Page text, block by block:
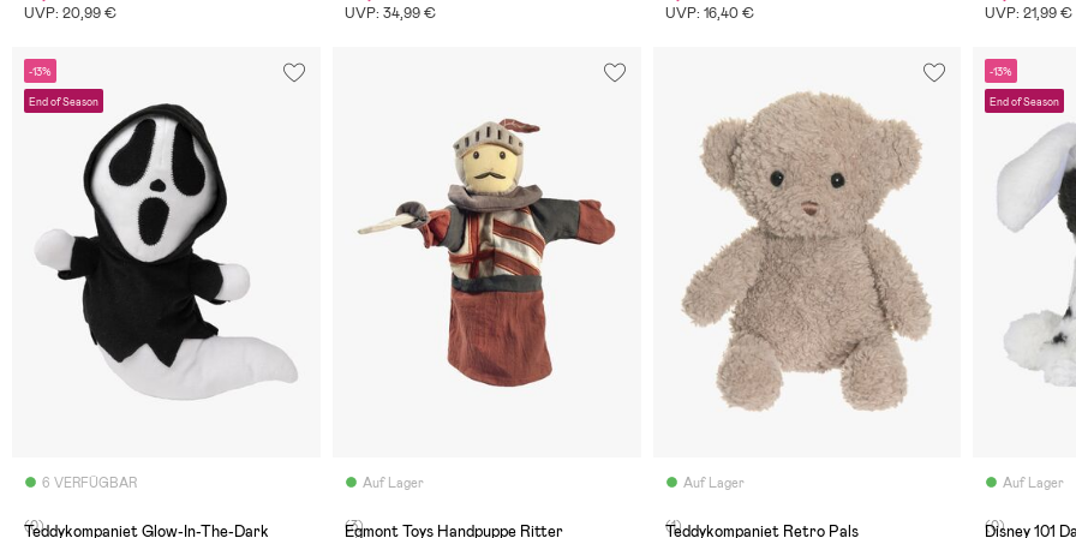
UVP: 20,99 € UVP: 34,99 € UVP: 16,40 € UVP: 21,99 €
-13%
End of Season
6 VERFÜGBAR
(0)
Teddykompaniet Glow-In-The-Dark
Auf Lager
(3)
Egmont Toys Handpuppe Ritter
Auf Lager
(1)
Teddykompaniet Retro Pals
-13%
End of Season
Auf Lager
(0)
Disney 101